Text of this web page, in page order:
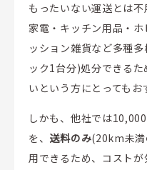
もったいない運送とは不
家電・キッチン用品・
ッション雑貨など多種
ック1台分)処分できる
いという方にとってもお
しかも、他社では
を、 送料のみ(20km未満
用できるため、コスト